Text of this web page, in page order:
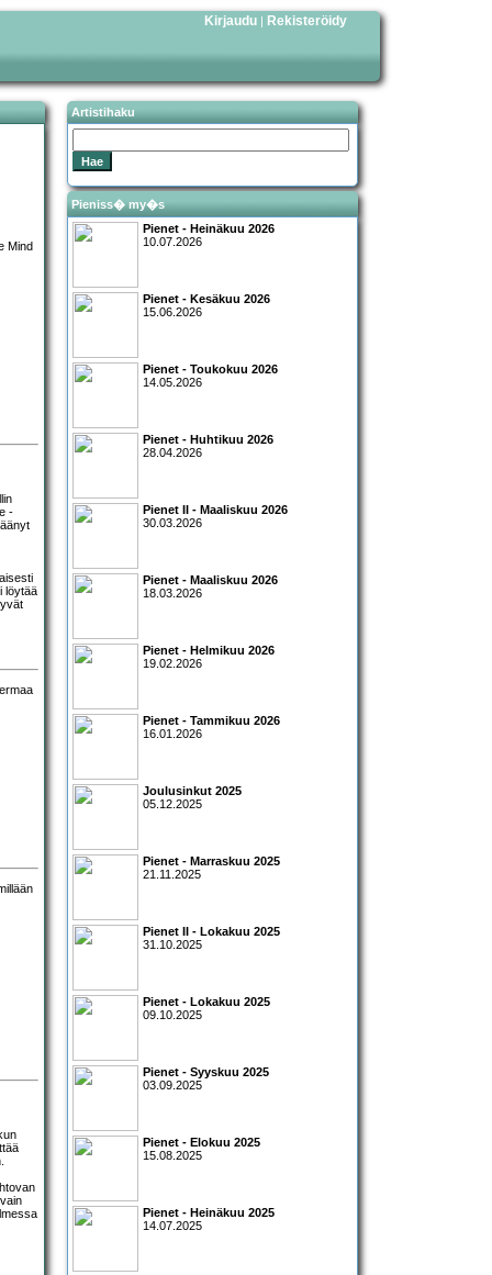
Kirjaudu | Rekisteröidy
-
löytää
Artistihaku
Pieniss� my�s
Pienet - Heinäkuu 2026
10.07.2026
Pienet - Kesäkuu 2026
15.06.2026
Pienet - Toukokuu 2026
14.05.2026
Pienet - Huhtikuu 2026
28.04.2026
Pienet II - Maaliskuu 2026
30.03.2026
Pienet - Maaliskuu 2026
18.03.2026
Pienet - Helmikuu 2026
19.02.2026
Pienet - Tammikuu 2026
16.01.2026
Joulusinkut 2025
05.12.2025
Pienet - Marraskuu 2025
21.11.2025
Pienet II - Lokakuu 2025
31.10.2025
Pienet - Lokakuu 2025
09.10.2025
Pienet - Syyskuu 2025
03.09.2025
Pienet - Elokuu 2025
15.08.2025
Pienet - Heinäkuu 2025
14.07.2025